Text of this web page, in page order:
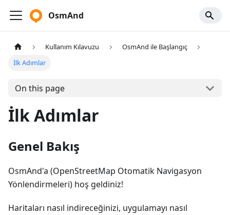
OsmAnd
Kullanım Kılavuzu
OsmAnd ile Başlangıç
İlk Adımlar
On this page
İlk Adımlar
Genel Bakış
OsmAnd'a (OpenStreetMap Otomatik Navigasyon
Yönlendirmeleri) hoş geldiniz!
Haritaları nasıl indireceğinizi, uygulamayı nasıl